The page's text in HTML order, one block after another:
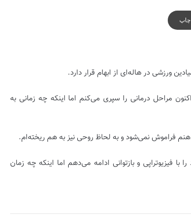
چاپ
ورزشی در هاله‌ای از ابهام قرار دارد.
مراحل درمانی را سپری می‌کنم اما اینکه چه زمانی به
فراموش نمی‌شود و به لحاظ روحی نیز به هم ریخته‌ام.
فیزیوتراپی و بازتوانی ادامه می‌دهم اما اینکه چه زمان